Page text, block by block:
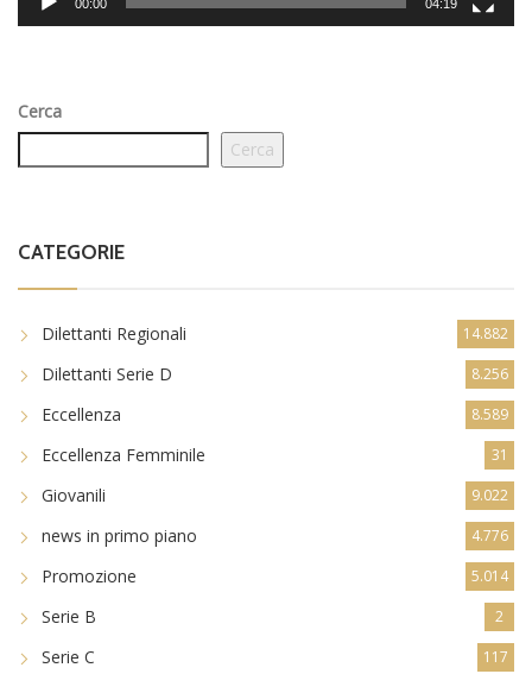
00:00 04:19
Cerca
Cerca
CATEGORIE
Dilettanti Regionali 14.882
Dilettanti Serie D 8.256
Eccellenza 8.589
Eccellenza Femminile 31
Giovanili 9.022
news in primo piano 4.776
Promozione 5.014
Serie B 2
Serie C 117